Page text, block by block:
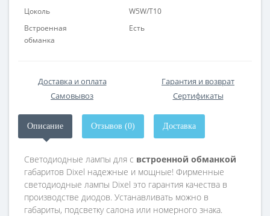
Цоколь
W5W/T10
Встроенная
обманка
Есть
Доставка и оплата
Гарантия и возврат
Самовывоз
Сертификаты
Описание Отзывов (0) Доставка
Светодиодные лампы для с встроенной обманкой
габаритов Dixel надежные и мощные! Фирменные
светодиодные лампы Dixel это гарантия качества в
производстве диодов. Устанавливать можно в
габариты, подсветку салона или номерного знака.